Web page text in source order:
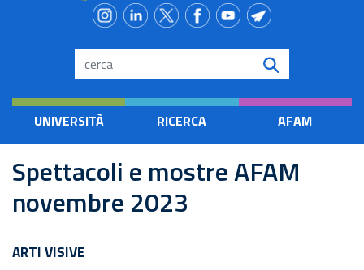
Search
UNIVERSITÀ RICERCA AFAM
Spettacoli e mostre AFAM
novembre 2023
ARTI VISIVE